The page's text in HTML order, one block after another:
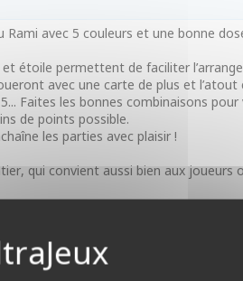
avec 5 couleurs et une bonne
étoile permettent de faciliter
avec une carte de plus et
Faites les bonnes combinaisons
de points possible.
les parties avec plaisir !
qui convient aussi bien aux joueurs